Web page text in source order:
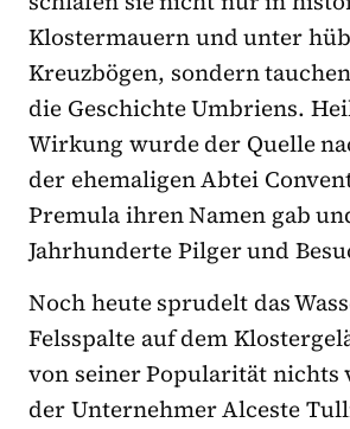
Klostermauern und unter
Kreuzbögen, sondern
die Geschichte Umbriens.
Wirkung wurde der Quelle
der ehemaligen Abtei
Premula ihren Namen gab
Jahrhunderte Pilger und
Noch heute sprudelt das
Felsspalte auf dem
von seiner Popularität nichts
der Unternehmer Alceste